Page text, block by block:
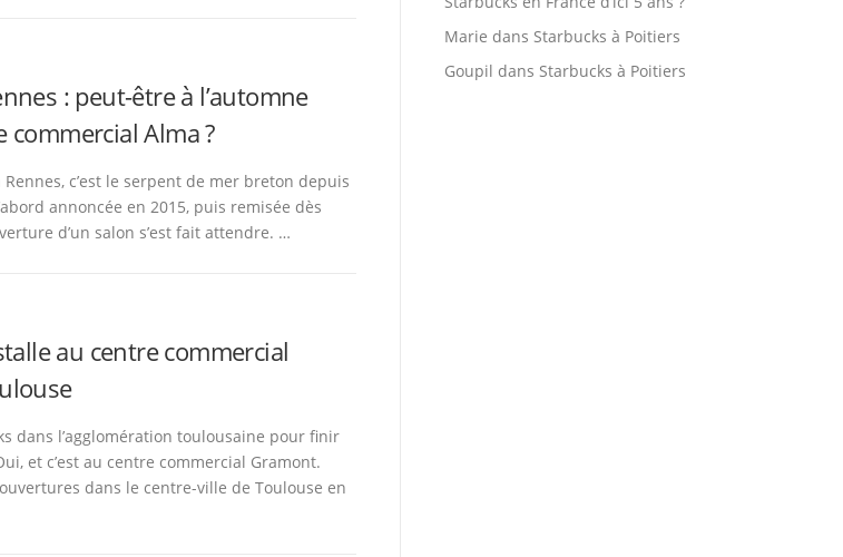
: peut-être à l’automne
commercial Alma ?
c’est le serpent de mer breton depuis
annoncée en 2015, puis remisée dès
d’un salon s’est fait attendre. …
au centre commercial
dans l’agglomération toulousaine pour finir
et c’est au centre commercial Gramont.
dans le centre-ville de Toulouse en
Marie dans Starbucks à Poitiers
Goupil dans Starbucks à Poitiers